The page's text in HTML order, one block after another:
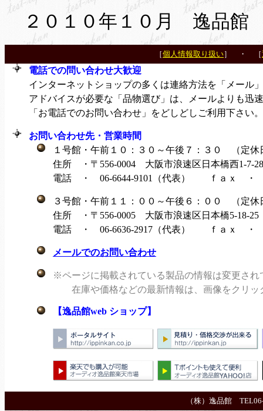
２０１０年１０月 逸品
［個人情報取り扱い］ ・ ［
電話での問い合わせ大歓迎
インターネットショップの多くは連絡方法を「メール
アドバイスが必要な「品物選び」は、メールよりも迅
「お電話でのお問い合わせ」をどしどしご利用下さい。
お問い合わせ先・営業時間
１号館・午前１０：３０～午後７：３０ （定
住所 ・〒556-0004 大阪市浪速区日本橋西1-7-
電話 ・ 06-6644-9101（代表） ｆａｘ ・
３号館・午前１１：００～午後６：００ （定
住所 ・〒556-0005 大阪市浪速区日本橋5-18-
電話 ・ 06-6636-2917（代表） ｆａｘ ・
メールでのお問い合わせ
※ページに掲載されている製品の情報は変更さ
在庫や価格などの最新情報は、画像をクリッ
【逸品館web ショップ】
（株）逸品館